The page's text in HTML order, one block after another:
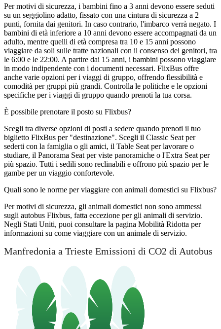
Per motivi di sicurezza, i bambini fino a 3 anni devono essere seduti
su un seggiolino adatto, fissato con una cintura di sicurezza a 2
punti, fornita dai genitori. In caso contrario, l'imbarco verrà negato. I
bambini di età inferiore a 10 anni devono essere accompagnati da un
adulto, mentre quelli di età compresa tra 10 e 15 anni possono
viaggiare da soli sulle tratte nazionali con il consenso dei genitori, tra
le 6:00 e le 22:00. A partire dai 15 anni, i bambini possono viaggiare
in modo indipendente con i documenti necessari. FlixBus offre
anche varie opzioni per i viaggi di gruppo, offrendo flessibilità e
comodità per gruppi più grandi. Controlla le politiche e le opzioni
specifiche per i viaggi di gruppo quando prenoti la tua corsa.
È possibile prenotare il posto su Flixbus?
Scegli tra diverse opzioni di posti a sedere quando prenoti il ​​tuo
biglietto FlixBus per "destinazione". Scegli il Classic Seat per
sederti con la famiglia o gli amici, il Table Seat per lavorare o
studiare, il Panorama Seat per viste panoramiche o l'Extra Seat per
più spazio. Tutti i sedili sono reclinabili e offrono più spazio per le
gambe per un viaggio confortevole.
Quali sono le norme per viaggiare con animali domestici su Flixbus?
Per motivi di sicurezza, gli animali domestici non sono ammessi
sugli autobus Flixbus, fatta eccezione per gli animali di servizio.
Negli Stati Uniti, puoi consultare la pagina Mobilità Ridotta per
informazioni su come viaggiare con un animale di servizio.
Manfredonia a Trieste Emissioni di CO2 di Autobus